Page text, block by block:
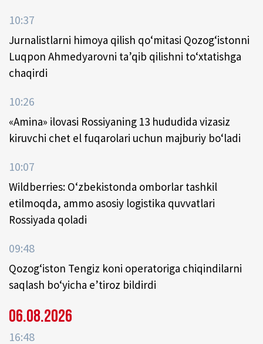
10:37
Jurnalistlarni himoya qilish qo‘mitasi Qozog‘istonni
Luqpon Ahmedyarovni ta’qib qilishni to‘xtatishga
chaqirdi
10:26
«Amina» ilovasi Rossiyaning 13 hududida vizasiz
kiruvchi chet el fuqarolari uchun majburiy bo‘ladi
10:07
Wildberries: O‘zbekistonda omborlar tashkil
etilmoqda, ammo asosiy logistika quvvatlari
Rossiyada qoladi
09:48
Qozog‘iston Tengiz koni operatoriga chiqindilarni
saqlash bo‘yicha e’tiroz bildirdi
06.08.2026
16:48